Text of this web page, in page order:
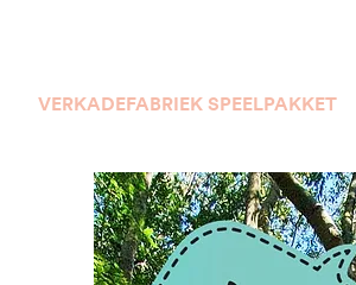
VERKADEFABRIEK SPEELPAKKET